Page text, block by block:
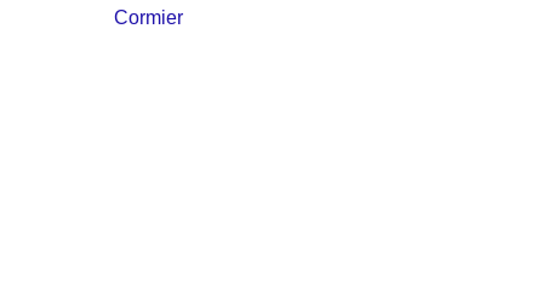
Cormier